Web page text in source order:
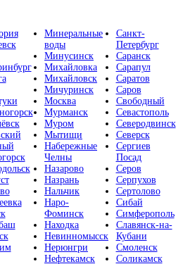
Минеральные
воды
Минусинск
Михайловка
Михайловск
Мичуринск
Москва
Мурманск
Муром
Мытищи
Набережные
Челны
Назарово
Назрань
Нальчик
Наро-
Фоминск
Находка
Невинномысск
Нерюнгри
Нефтекамск
Санкт-
Петербург
Саранск
Сарапул
Саратов
Саров
Свободный
Севастополь
Северодвинск
Северск
Сергиев
Посад
Серов
Серпухов
Сертолово
Сибай
Симферополь
Славянск-на-
Кубани
Смоленск
Соликамск